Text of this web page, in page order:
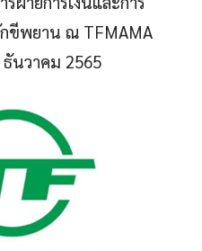
ขีพยาน ณ TFMAMA
นวาคม 2565